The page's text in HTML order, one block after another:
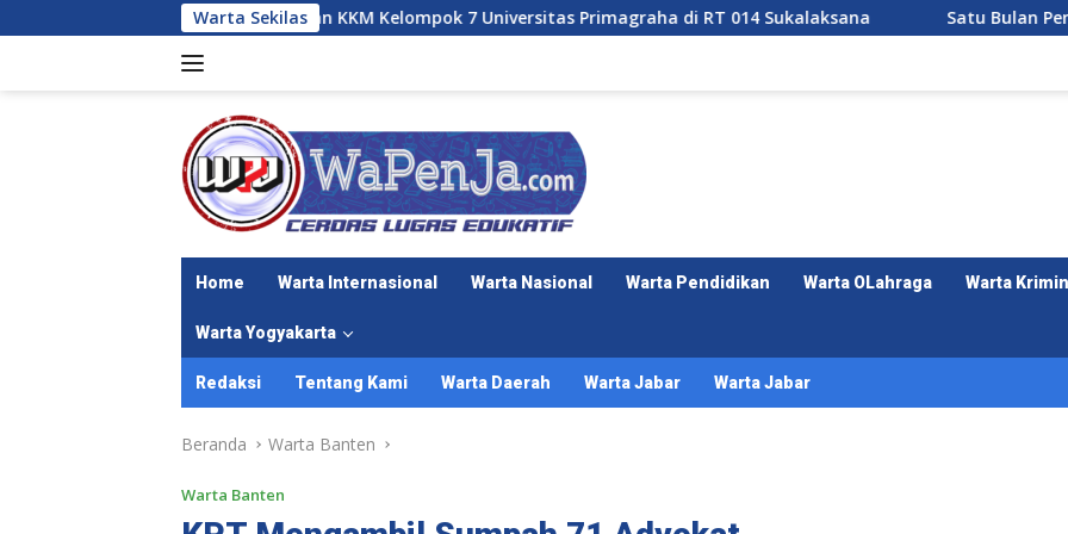
ke
Warta Sekilas
Les Privat Harian KKM Kelompok 7 Universitas Primagraha di RT 014 Sukalaksana Satu Bulan Pengabdian Kelompok 7
Home Warta Internasional Warta Nasional Warta Pendidikan Warta OLahraga Warta
Warta Yogyakarta
Redaksi Tentang Kami Warta Daerah Warta Jabar Warta Jabar
Beranda Warta Banten
Warta Banten